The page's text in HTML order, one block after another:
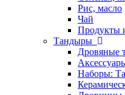
Рис, масло
Чай
Продукты
Тандыры
Дровяные
Наборы: